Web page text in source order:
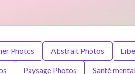
Photos Abstrait Photos
Paysage Photos Santé